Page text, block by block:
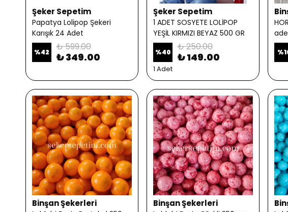
Şeker Sepetim
Papatya Lolipop Şekeri
Karışık 24 Adet
%42 ₺ 599.00
₺ 349.00
Şeker Sepetim
1 ADET SOSYETE LOLİPOP
YEŞİL KIRMIZI BEYAZ 500 GR
%40 ₺ 250.00
₺ 149.00
1 Adet
%
Binşan Şekerleri Binşan Şekerleri